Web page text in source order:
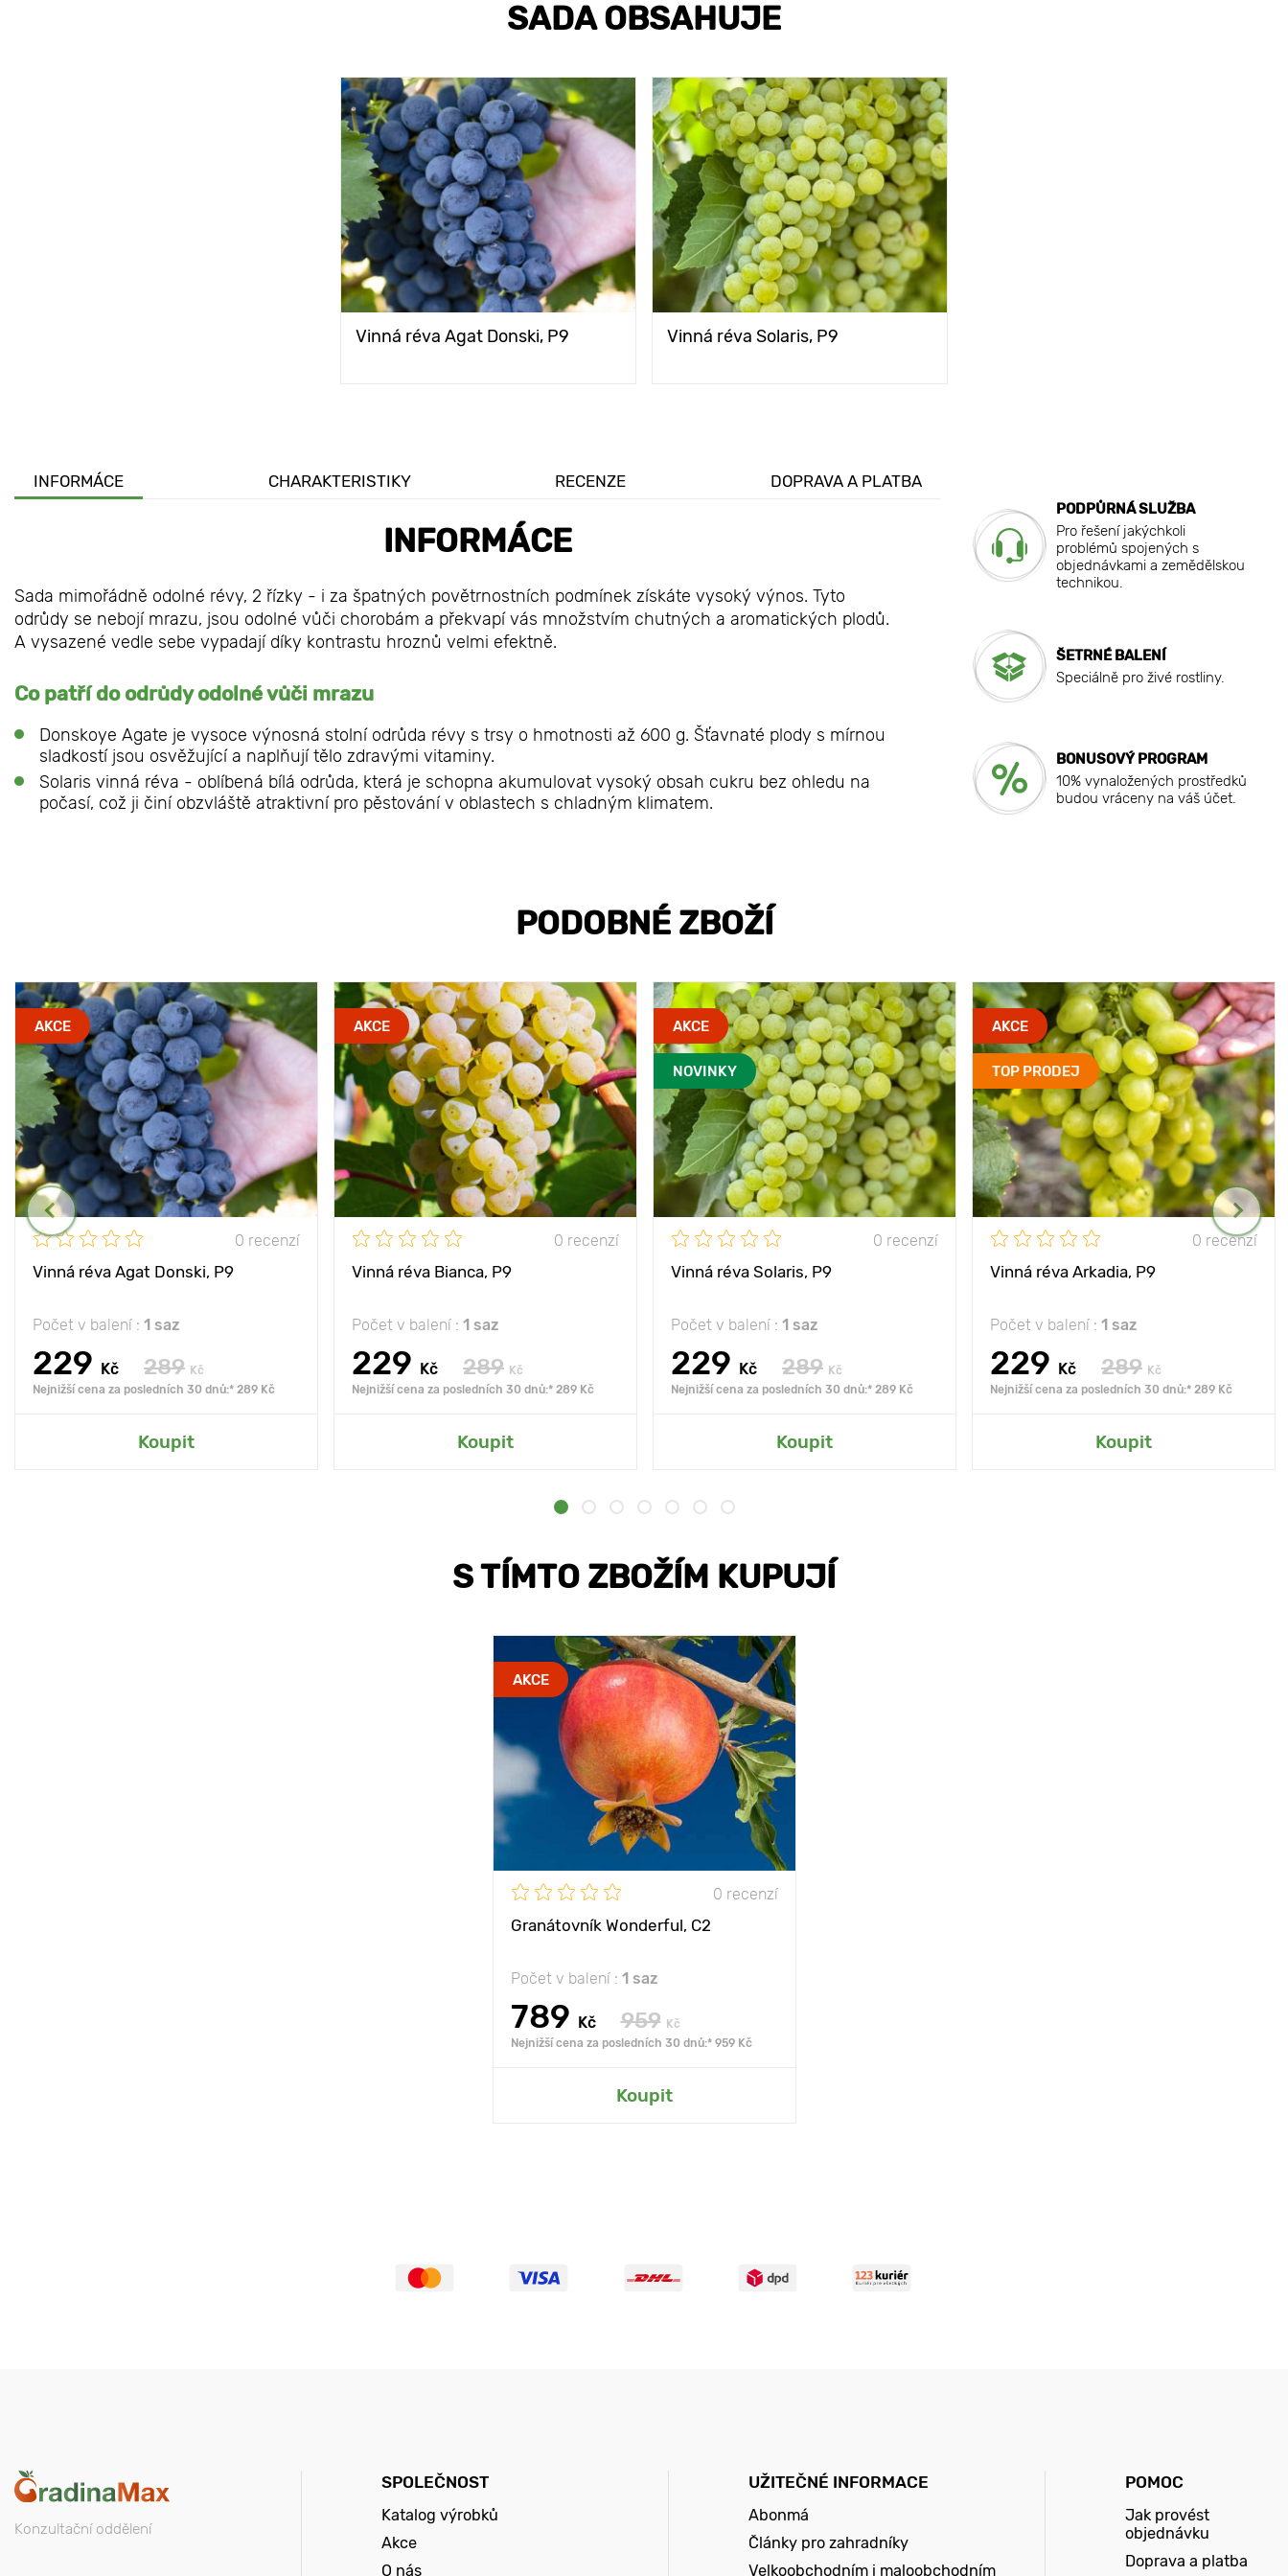
SADA OBSAHUJE
Vinná réva Agat Donski, Р9 Vinná réva Solaris, P9
INFORMÁCE CHARAKTERISTIKY RECENZE DOPRAVA A PLATBA
INFORMÁCE
Sada mimořádně odolné révy, 2 řízky - i za špatných povětrnostních podmínek získáte vysoký výnos. Tyto
odrůdy se nebojí mrazu, jsou odolné vůči chorobám a překvapí vás množstvím chutných a aromatických plodů.
A vysazené vedle sebe vypadají díky kontrastu hroznů velmi efektně.
Co patří do odrůdy odolné vůči mrazu
Donskoye Agate je vysoce výnosná stolní odrůda révy s trsy o hmotnosti až 600 g. Šťavnaté plody s mírnou
sladkostí jsou osvěžující a naplňují tělo zdravými vitaminy.
Solaris vinná réva - oblíbená bílá odrůda, která je schopna akumulovat vysoký obsah cukru bez ohledu na
počasí, což ji činí obzvláště atraktivní pro pěstování v oblastech s chladným klimatem.
PODPŮRNÁ SLUŽBA
Pro řešení jakýchkoli
problémů spojených s
objednávkami a zemědělskou
technikou.
ŠETRNÉ BALENÍ
Speciálně pro živé rostliny.
BONUSOVÝ PROGRAM
10% vynaložených prostředků
budou vráceny na váš účet.
PODOBNÉ ZBOŽÍ
AKCE
0 recenzí
Vinná réva Agat Donski, Р9
Počet v balení : 1 saz
229 Kč 289 Kč
Nejnižší cena za posledních 30 dnů:* 289 Kč
Koupit
AKCE
0 recenzí
Vinná réva Bianca, Р9
Počet v balení : 1 saz
229 Kč 289 Kč
Nejnižší cena za posledních 30 dnů:* 289 Kč
Koupit
AKCE
NOVINKY
0 recenzí
Vinná réva Solaris, P9
Počet v balení : 1 saz
229 Kč 289 Kč
Nejnižší cena za posledních 30 dnů:* 289 Kč
Koupit
AKCE
TOP PRODEJ
0 recenzí
Vinná réva Arkadia, Р9
Počet v balení : 1 saz
229 Kč 289 Kč
Nejnižší cena za posledních 30 dnů:* 289 Kč
Koupit
S TÍMTO ZBOŽÍM KUPUJÍ
AKCE
0 recenzí
Granátovník Wonderful, С2
Počet v balení : 1 saz
789 Kč 959
Kč
Nejnižší cena za posledních 30 dnů:* 959 Kč
Koupit
Konzultační oddělení
SPOLEČNOST
Katalog výrobků
Akce
O nás
UŽITEČNÉ INFORMACE
Abonmá
Články pro zahradníky
Velkoobchodním i maloobchodním
POMOC
Jak provést
objednávku
Doprava a platba